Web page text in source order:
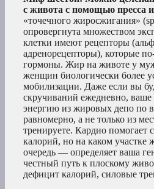
с живота с помощью пресса
«точечного жиросжигания»
опровергнута множеством
клетки имеют рецепторы
адренорецепторы), которые
гормоны. Жир на животе у
женщин биологически более
мобилизации. Даже если вы
скручиваний ежедневно, ваше
энергию из жировых депо по
равномерно, а не только из
тренируете. Кардио помогает
калорий, но на каком участке
очередь — определяет ваша
честный путь к плоскому
дефицит калорий, силовые